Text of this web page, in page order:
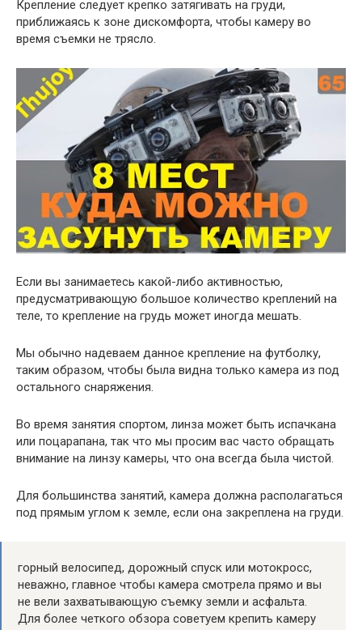
Крепление следует крепко затягивать на груди,
приближаясь к зоне дискомфорта, чтобы камеру во
время съемки не трясло.
Если вы занимаетесь какой-либо активностью,
предусматривающую большое количество креплений на
теле, то крепление на грудь может иногда мешать.
Мы обычно надеваем данное крепление на футболку,
таким образом, чтобы была видна только камера из под
остального снаряжения.
Во время занятия спортом, линза может быть испачкана
или поцарапана, так что мы просим вас часто обращать
внимание на линзу камеры, что она всегда была чистой.
Для большинства занятий, камера должна располагаться
под прямым углом к земле, если она закреплена на груди.
горный велосипед, дорожный спуск или мотокросс,
неважно, главное чтобы камера смотрела прямо и вы
не вели захватывающую съемку земли и асфальта.
Для более четкого обзора советуем крепить камеру